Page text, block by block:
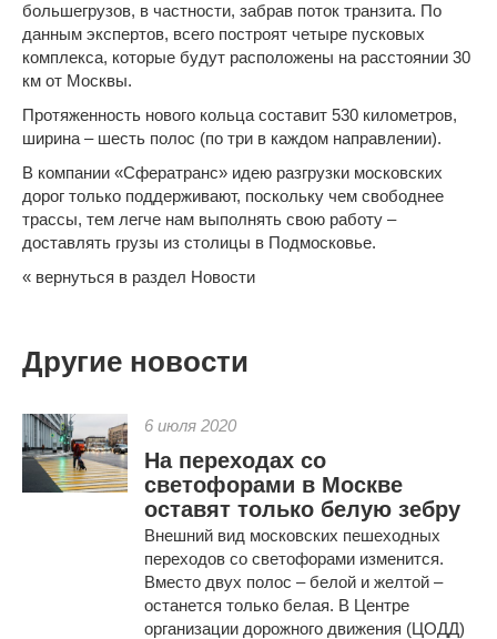
большегрузов, в частности, забрав поток транзита. По
данным экспертов, всего построят четыре пусковых
комплекса, которые будут расположены на расстоянии 30
км от Москвы.
Протяженность нового кольца составит 530 километров,
ширина – шесть полос (по три в каждом направлении).
В компании «Сфератранс» идею разгрузки московских
дорог только поддерживают, поскольку чем свободнее
трассы, тем легче нам выполнять свою работу –
доставлять грузы из столицы в Подмосковье.
« вернуться в раздел Новости
Другие новости
6 июля 2020
На переходах со
светофорами в Москве
оставят только белую зебру
Внешний вид московских пешеходных
переходов со светофорами изменится.
Вместо двух полос – белой и желтой –
останется только белая. В Центре
организации дорожного движения (ЦОДД)